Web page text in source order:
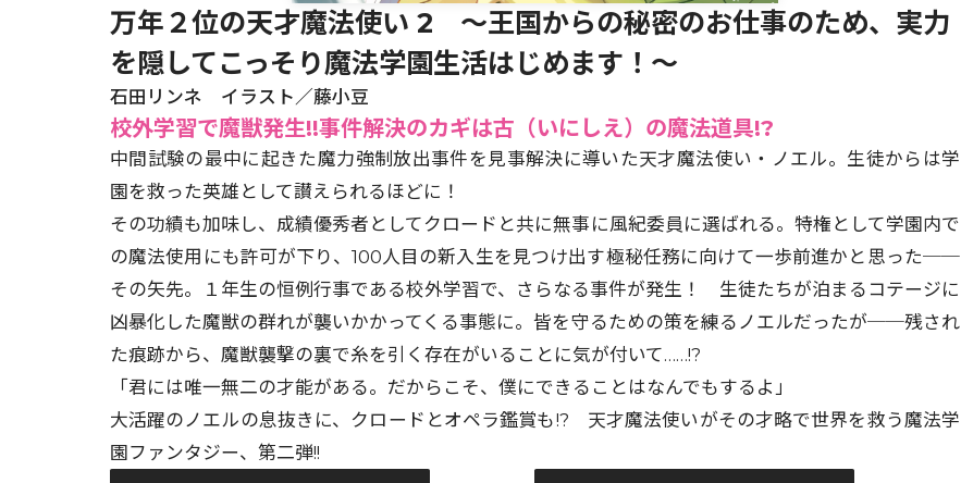
万年２位の天才魔法使い 2 ～王国からの秘密のお仕事のため、実力
を隠してこっそり魔法学園生活はじめます！～
石田リンネ イラスト／藤小豆
校外学習で魔獣発生!!事件解決のカギは古（いにしえ）の魔法道具!?
中間試験の最中に起きた魔力強制放出事件を見事解決に導いた天才魔法使い・ノエル。生徒からは学
園を救った英雄として讃えられるほどに！
その功績も加味し、成績優秀者としてクロードと共に無事に風紀委員に選ばれる。特権として学園内で
の魔法使用にも許可が下り、100人目の新入生を見つけ出す極秘任務に向けて一歩前進かと思った──
その矢先。１年生の恒例行事である校外学習で、さらなる事件が発生！ 生徒たちが泊まるコテージに
凶暴化した魔獣の群れが襲いかかってくる事態に。皆を守るための策を練るノエルだったが──残され
た痕跡から、魔獣襲撃の裏で糸を引く存在がいることに気が付いて……!?
「君には唯一無二の才能がある。だからこそ、僕にできることはなんでもするよ」
大活躍のノエルの息抜きに、クロードとオペラ鑑賞も!? 天才魔法使いがその才略で世界を救う魔法学
園ファンタジー、第二弾!!